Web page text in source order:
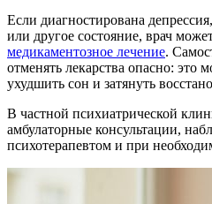
Если диагностирована
или другое состояние, врач
медикаментозное лечение.
отменять лекарства опасно: это
ухудшить сон и затянуть
В частной психиатрической
амбулаторные консультации,
психотерапевтом и при